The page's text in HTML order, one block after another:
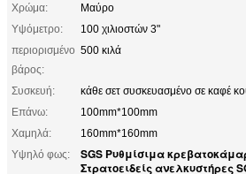
Χρώμα:
Μαύρο
Υψόμετρο:
100 χιλιοστών 3"
περιορισμένο
βάρος:
500 κιλά
Συσκευή:
κάθε σετ συσκευασμένο σε καφέ
Επάνω:
100mm*100mm
Χαμηλά:
160mm*160mm
Υψηλό φως:
SGS Ρυθμίσιμα
Στρατοειδείς ανελκυστήρες